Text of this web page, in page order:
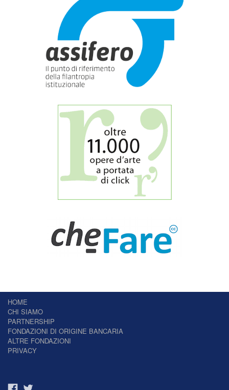
HOME
CHI SIAMO
PARTNERSHIP
FONDAZIONI DI ORIGINE BANCARIA
ALTRE FONDAZIONI
PRIVACY